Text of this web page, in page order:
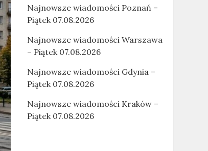
Najnowsze wiadomości Poznań –
Piątek 07.08.2026
Najnowsze wiadomości Warszawa
– Piątek 07.08.2026
Najnowsze wiadomości Gdynia –
Piątek 07.08.2026
Najnowsze wiadomości Kraków –
Piątek 07.08.2026